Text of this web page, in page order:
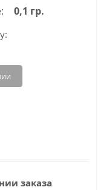
0,1 гр.
заказа